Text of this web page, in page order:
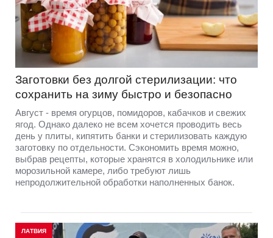
Заготовки без долгой стерилизации: что
сохранить на зиму быстро и безопасно
Август - время огурцов, помидоров, кабачков и свежих
ягод. Однако далеко не всем хочется проводить весь
день у плиты, кипятить банки и стерилизовать каждую
заготовку по отдельности. Сэкономить время можно,
выбрав рецепты, которые хранятся в холодильнике или
морозильной камере, либо требуют лишь
непродолжительной обработки наполненных банок.
ЛАТВИЯ